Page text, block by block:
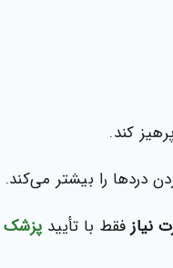
کند.
دردها را بیشتر می‌کند.
نیازفقط با تأیید پزشک